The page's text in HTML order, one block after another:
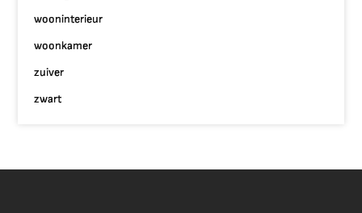
wooninterieur
woonkamer
zuiver
zwart